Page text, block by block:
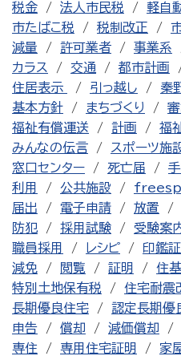
税金
法人市民税 軽自
市たばこ税
税制改正
減量
許可業者 事業系
カラス
交通 都市計画
住居表示
引っ越し 秦
基本方針
まちづくり
福祉有償運送
計画 福
みんなの伝言
スポーツ施
窓口センター
死亡届
利用
公共施設
届出
電子申請 放置
防犯
採用試験 受験案
職員採用
レシピ 印鑑
減免
閲覧 証明 住
特別土地保有税
住宅耐震
長期優良住宅
認定長期優
申告
償却 減価償却
専住
専用住宅証明 家